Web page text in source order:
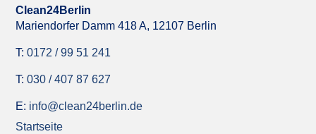
Clean24Berlin
Mariendorfer Damm 418 A, 12107 Berlin
T:0172 / 99 51 241
T:030 / 407 87 627
E: info@clean24berlin.de
Startseite